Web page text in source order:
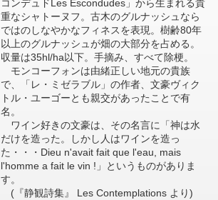
コンデュドLes Escondudes」から生まれる貴
重なシャトーヌフ。古木のグルナッシュなら
ではのしなやかなフィネスを表現。樹齢80年
以上のグルナッシュが畑の大部分を占める。
収量は35hl/ha以下。手摘み、すべて除梗。
モンコーフォンは由緒正しい地元の貴族
で、「レ・ミゼラブル」の作者、文豪ヴィク
トル・ユーゴーとも親交があったことで有
名。
ワイン好きの文豪は、その名言に「神は水
だけを造った。しかし人はワインを造っ
た・・・Dieu n'avait fait que l'eau, mais
l'homme a fait le vin !」というものがありま
す。
(『静観詩集』 Les Contemplations より)